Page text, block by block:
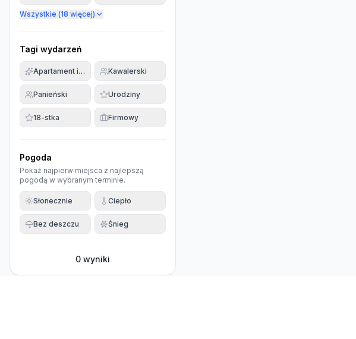
Wszystkie (18 więcej)
Tagi wydarzeń
Apartament imprezowyKawalerski
Panieński Urodziny
18-stka Firmowy
Pogoda
Pokaż najpierw miejsca z najlepszą
pogodą w wybranym terminie.
Słonecznie Ciepło
Bez deszczu Śnieg
0 wyniki